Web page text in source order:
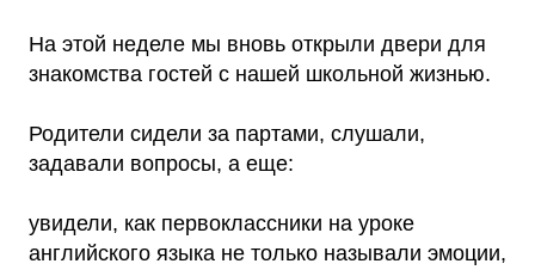
На этой неделе мы вновь открыли двери для
знакомства гостей с нашей школьной жизнью.
Родители сидели за партами, слушали,
задавали вопросы, а еще:
увидели, как первоклассники на уроке
английского языка не только называли эмоции,